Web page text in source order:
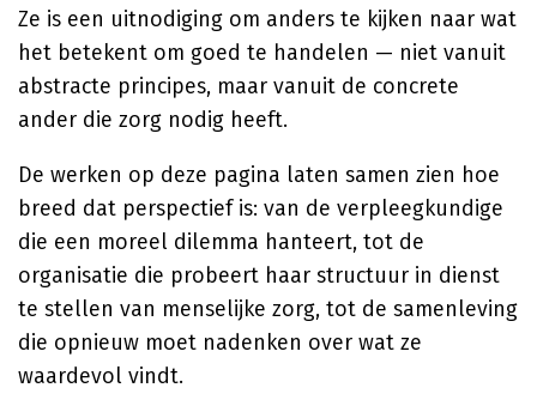
Ze is een uitnodiging om anders te kijken naar wat
het betekent om goed te handelen — niet vanuit
abstracte principes, maar vanuit de concrete
ander die zorg nodig heeft.
De werken op deze pagina laten samen zien hoe
breed dat perspectief is: van de verpleegkundige
die een moreel dilemma hanteert, tot de
organisatie die probeert haar structuur in dienst
te stellen van menselijke zorg, tot de samenleving
die opnieuw moet nadenken over wat ze
waardevol vindt.